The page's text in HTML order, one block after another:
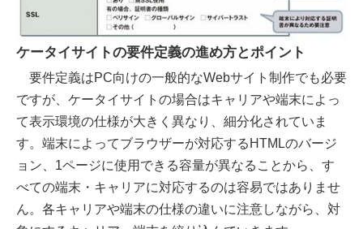
ケータイサイトの要件定義の進め方とポイント
要件定義はPC向けの一般的なWebサイト制作でも必要
ですが、ケータイサイトの場合はキャリアや端末によっ
て表示環境の仕様が大きく異なり、細分化されていま
す。端末によってブラウザーが対応するHTMLのバージ
ョン、1ページに使用できる容量が異なることから、す
べての端末・キャリアに対応するのは容易ではありませ
ん。各キャリアや端末の仕様の違いに注意しながら、対